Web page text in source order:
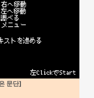
문단]